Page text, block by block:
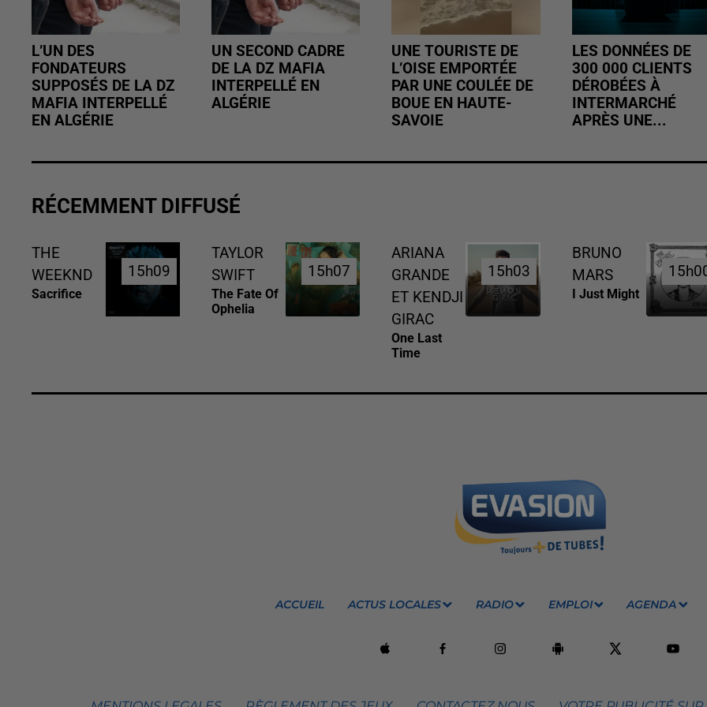
L’UN DES
FONDATEURS
SUPPOSÉS DE LA DZ
MAFIA INTERPELLÉ
EN ALGÉRIE
UN SECOND CADRE
DE LA DZ MAFIA
INTERPELLÉ EN
ALGÉRIE
UNE TOURISTE DE
L’OISE EMPORTÉE
PAR UNE COULÉE DE
BOUE EN HAUTE-
SAVOIE
LES DONNÉES DE
300 000 CLIENTS
DÉROBÉES À
INTERMARCHÉ
APRÈS UNE...
RÉCEMMENT DIFFUSÉ
THE
WEEKND
Sacrifice
15h09
15h09
TAYLOR
SWIFT
The Fate Of
Ophelia
15h07
15h07
ARIANA
GRANDE
ET KENDJI
GIRAC
One Last
Time
15h03
15h03
BRUNO
MARS
I Just Might
ACCUEIL ACTUS LOCALES RADIO EMPLOI AGENDA